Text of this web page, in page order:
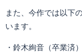
また、今作では以下
います。
・鈴木絢音（卒業済）